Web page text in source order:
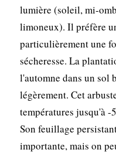
lumière (soleil, mi-
limoneux). Il préfère
particulièrement une
sécheresse. La
l'automne dans un sol
légèrement. Cet
températures jusqu'à -
Son feuillage
importante, mais on